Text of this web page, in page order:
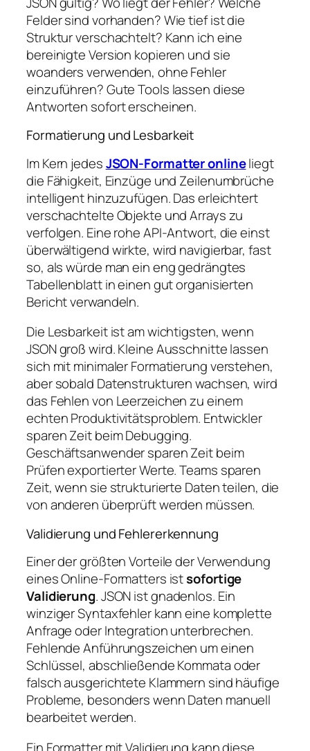
Felder sind vorhanden? Wie tief ist die
Struktur verschachtelt? Kann ich eine
bereinigte Version kopieren und sie
woanders verwenden, ohne Fehler
einzuführen? Gute Tools lassen diese
Antworten sofort erscheinen.
Formatierung und Lesbarkeit
Im Kern jedesJSON-Formatter onlineliegt
die Fähigkeit, Einzüge und Zeilenumbrüche
intelligent hinzuzufügen. Das erleichtert
verschachtelte Objekte und Arrays zu
verfolgen. Eine rohe API-Antwort, die einst
überwältigend wirkte, wird navigierbar, fast
so, als würde man ein eng gedrängtes
Tabellenblatt in einen gut organisierten
Bericht verwandeln.
Die Lesbarkeit ist am wichtigsten, wenn
JSON groß wird. Kleine Ausschnitte lassen
sich mit minimaler Formatierung verstehen,
aber sobald Datenstrukturen wachsen, wird
das Fehlen von Leerzeichen zu einem
echten Produktivitätsproblem. Entwickler
sparen Zeit beim Debugging.
Geschäftsanwender sparen Zeit beim
Prüfen exportierter Werte. Teams sparen
Zeit, wenn sie strukturierte Daten teilen, die
von anderen überprüft werden müssen.
Validierung und Fehlererkennung
Einer der größten Vorteile der Verwendung
eines Online-Formatters istsofortige
Validierung. JSON ist gnadenlos. Ein
winziger Syntaxfehler kann eine komplette
Anfrage oder Integration unterbrechen.
Fehlende Anführungszeichen um einen
Schlüssel, abschließende Kommata oder
falsch ausgerichtete Klammern sind häufige
Probleme, besonders wenn Daten manuell
bearbeitet werden.